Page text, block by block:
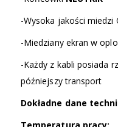
-Wysoka jakości miedzi
-Miedziany ekran w
-Każdy z kabli posiada
późniejszy transport
Dokładne dane
Temperatura pracy: